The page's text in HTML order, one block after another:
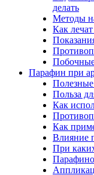
делать
Методы
Как
Парафин при
Полезные
Польза
Как
Как
Влияние
При